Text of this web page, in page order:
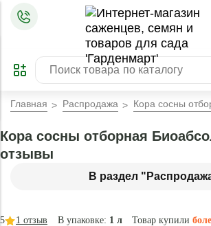
ПРЕДЗАКАЗ
ЗАБРОНИРОВАТЬ
ЛУЧШЕЕ
Главная Распродажа Кора сосны
В раздел
Кора сосны отборная
отзывы
В упаковке: 1 л Товар купили
5 1 отзыв